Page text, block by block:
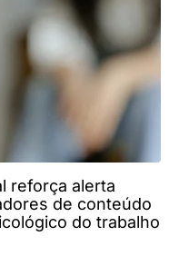
reforça alerta
de conteúdo
do trabalho